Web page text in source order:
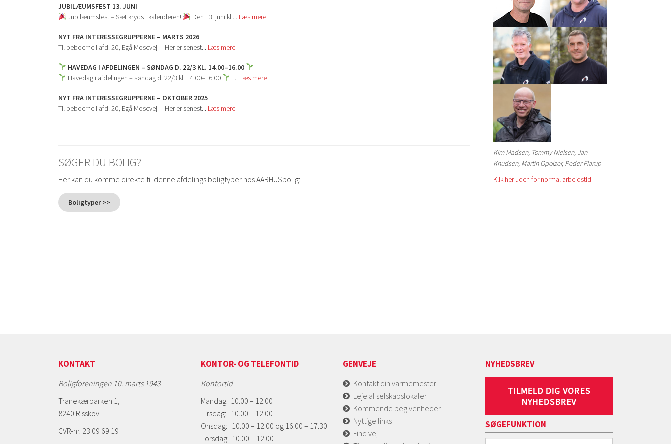
JUBILÆUMSFEST 13. JUNI
Jubilæumsfest – Sæt kryds i kalenderen!
Den 13. juni kl.... Læs mere
NYT FRA INTERESSEGRUPPERNE – MARTS 2026
Til beboerne i afd. 20, Egå Mosevej Her er senest... Læs mere
HAVEDAG I AFDELINGEN – SØNDAG D. 22/3 KL. 14.00–16.00
Havedag i afdelingen – søndag d. 22/3 kl. 14.00–16.00
... Læs mere
NYT FRA INTERESSEGRUPPERNE – OKTOBER 2025
Til beboerne i afd. 20, Egå Mosevej Her er senest... Læs mere
SØGER DU BOLIG?
Her kan du komme direkte til denne afdelings boligtyper hos AARHUSbolig:
Boligtyper >>
Kim Madsen, Tommy Nielsen, Jan
Knudsen, Martin Opolzer, Peder Flarup
Klik her uden for normal arbejdstid
KONTAKT
Boligforeningen 10. marts 1943
Tranekærparken 1,
8240 Risskov
CVR-nr. 23 09 69 19
KONTOR- OG TELEFONTID
Kontortid
Mandag: 10.00 – 12.00
Tirsdag: 10.00 – 12.00
Onsdag: 10.00 – 12.00 og 16.00 – 17.30
Torsdag: 10.00 – 12.00
GENVEJE
Kontakt din varmemester
Leje af selskabslokaler
Kommende begivenheder
Nyttige links
Find vej
NYHEDSBREV
SØGEFUNKTION